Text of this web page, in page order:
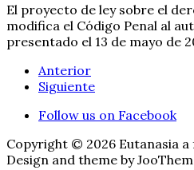
El proyecto de ley sobre el
modifica el Código Penal al
presentado el 13 de mayo de
Anterior
Siguiente
Follow us on Facebook
Copyright © 2026 Eutanasia a
Design and theme by